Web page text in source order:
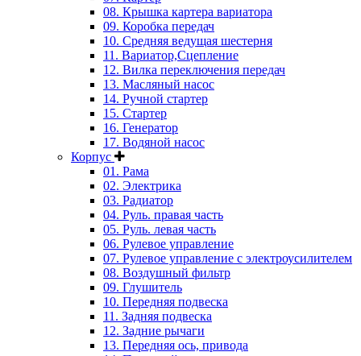
08. Крышка картера вариатора
09. Коробка передач
10. Средняя ведущая шестерня
11. Вариатор,Сцепление
12. Вилка переключения передач
13. Масляный насос
14. Ручной стартер
15. Стартер
16. Генератор
17. Водяной насос
Корпус
01. Рама
02. Электрика
03. Радиатор
04. Руль. правая часть
05. Руль. левая часть
06. Рулевое управление
07. Рулевое управление с электроусилителем
08. Воздушный фильтр
09. Глушитель
10. Передняя подвеска
11. Задняя подвеска
12. Задние рычаги
13. Передняя ось, привода